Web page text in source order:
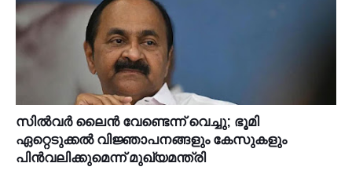
സിൽവർ ലൈൻ വേണ്ടെന്ന് വെച്ചു; ഭൂമി
ഏറ്റെടുക്കൽ വിജ്ഞാപനങ്ങളും കേസുകളും
പിൻവലിക്കുമെന്ന് മുഖ്യമന്ത്രി